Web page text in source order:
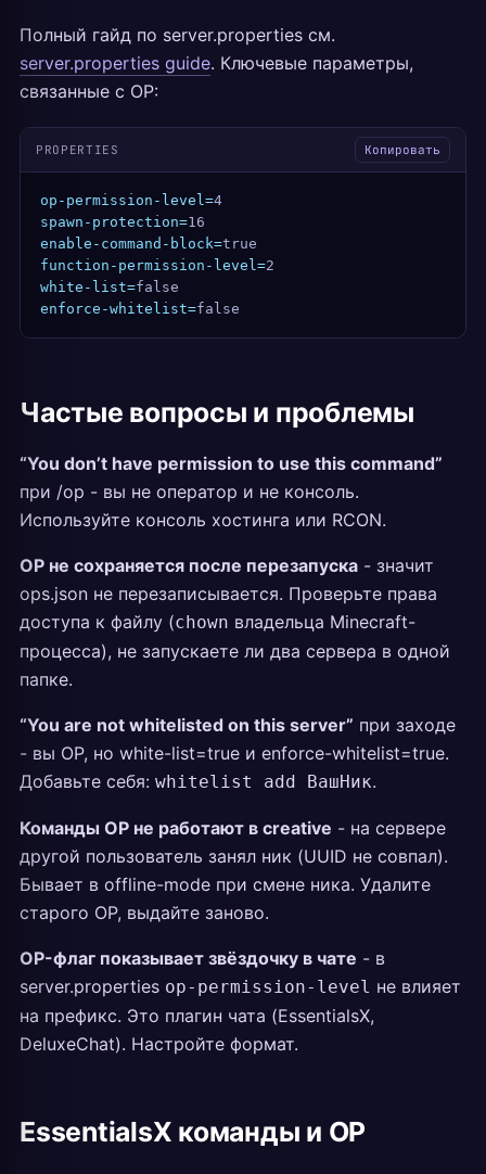
Полный гайд по server.properties см.
server.properties guide. Ключевые параметры,
связанные с OP:
PROPERTIES Копировать
op-permission-level=4
spawn-protection=16
enable-command-block=true
function-permission-level=2
white-list=false
enforce-whitelist=false
Частые вопросы и проблемы
“You don’t have permission to use this command”
при /op - вы не оператор и не консоль.
Используйте консоль хостинга или RCON.
OP не сохраняется после перезапуска - значит
ops.json не перезаписывается. Проверьте права
доступа к файлу (chown владельца Minecraft-
процесса), не запускаете ли два сервера в одной
папке.
“You are not whitelisted on this server” при заходе
- вы OP, но white-list=true и enforce-whitelist=true.
Добавьте себя: whitelist add ВашНик.
Команды OP не работают в creative - на сервере
другой пользователь занял ник (UUID не совпал).
Бывает в offline-mode при смене ника. Удалите
старого OP, выдайте заново.
OP-флаг показывает звёздочку в чате - в
server.properties op-permission-level не влияет
на префикс. Это плагин чата (EssentialsX,
DeluxeChat). Настройте формат.
EssentialsX команды и OP